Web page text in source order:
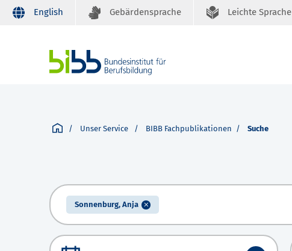
English Gebärdensprache Leichte Sprache
Unser Service BIBB Fachpublikationen Suche
Sonnenburg, Anja